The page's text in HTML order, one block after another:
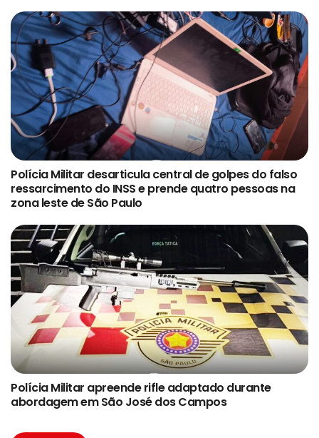
Polícia Militar desarticula central de golpes do falso
ressarcimento do INSS e prende quatro pessoas na
zona leste de São Paulo
Polícia Militar apreende rifle adaptado durante
abordagem em São José dos Campos